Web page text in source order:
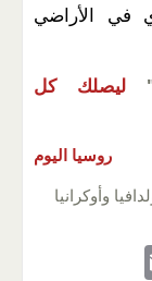
في الأراضي
ليصلك كل
روسيا اليوم
وأوكرانيا